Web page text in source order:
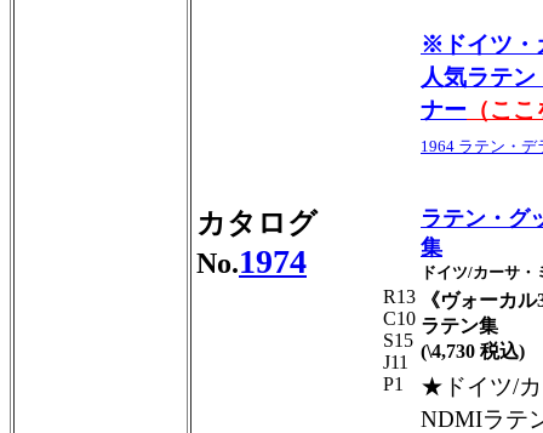
※ドイツ・
人気ラテ
ナー （こ
1964 ラテン・
カタログ
No.1974
ラテン・グ
集
ドイツ/カーサ
R13
C10
S15
J11
P1
《ヴォーカ
ラテン集
(\4,730 税込)
★ドイツ/カ
NDMIラテ